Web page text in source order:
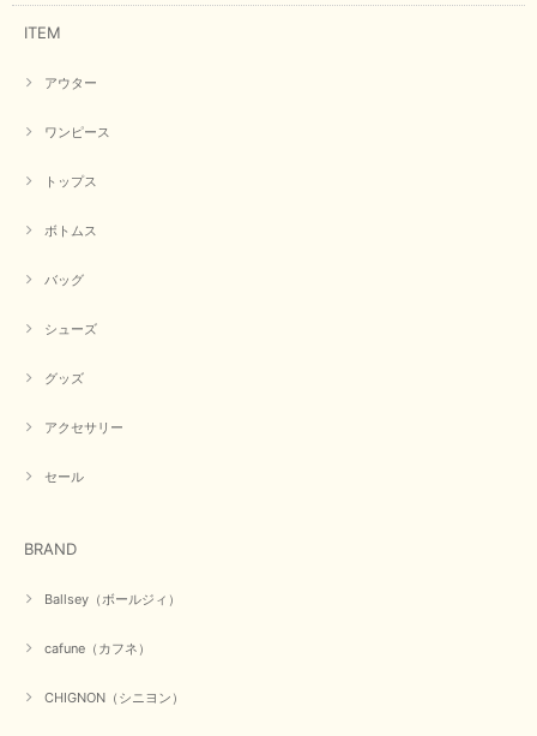
ITEM
アウター
ワンピース
トップス
ボトムス
バッグ
シューズ
グッズ
アクセサリー
セール
BRAND
Ballsey（ボールジィ）
cafune（カフネ）
CHIGNON（シニヨン）